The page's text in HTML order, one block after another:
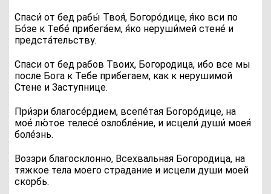
Спаси́ от бед рабы́ Твоя́, Богоро́дице, я́ко вси по
Бо́зе к Тебе́ прибега́ем, я́ко неруши́мей стене́ и
предста́тельству.
Спаси от бед рабов Твоих, Богородица, ибо все мы
после Бога к Тебе прибегаем, как к нерушимой
Стене и Заступнице.
При́зри благосе́рдием, всепе́тая Богоро́дице, на
мое́ лю́тое телесе́ озлобле́ние, и исцели́ души́ моея́
боле́знь.
Воззри благосклонно, Всехвальная Богородица, на
тяжкое тела моего страдание и исцели души моей
скорбь.